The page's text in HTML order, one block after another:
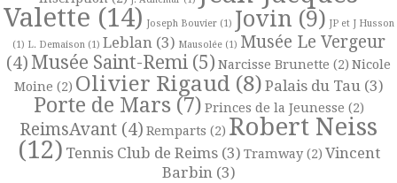
Valette (14) Joseph Bouvier(1) Jovin (9) JP et J Husson
(1) L. Demaison(1) Leblan(3) Mausolée(1) Musée Le Vergeur
(4) Musée Saint-Remi (5) Narcisse Brunette (2) Nicole
Moine (2) Olivier Rigaud(8) Palais du Tau(3)
Porte de Mars(7) Princes de la Jeunesse (2)
ReimsAvant (4) Remparts (2) Robert Neiss
(12) Tennis Club de Reims(3) Tramway(2) Vincent
Barbin(3)